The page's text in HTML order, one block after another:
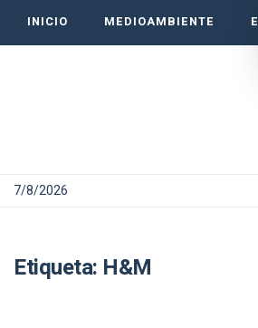
INICIO MEDIOAMBIENTE
7/8/2026
Etiqueta: H&M